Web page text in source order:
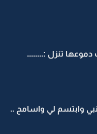
تنزل :........
وابتسم لي واسامح ..